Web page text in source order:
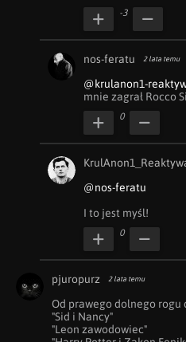
-3
nos-feratu 2 lata temu
@krulanon1-
mnie zagrał Rocco
0
@nos-feratu
I to jest myśl!
0
pjuropurz 2 lata temu
Od prawego dolnego rogu
"Sid i Nancy"
"Leon zawodowiec"